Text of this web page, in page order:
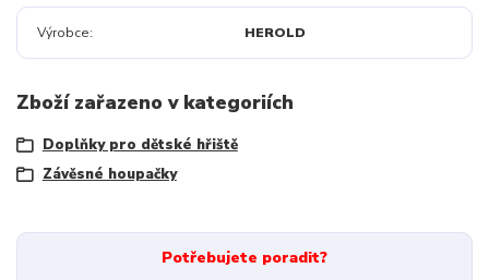
Výrobce HEROLD
Zboží zařazeno v kategoriích
Doplňky pro dětské hřiště
Závěsné houpačky
Potřebujete poradit?